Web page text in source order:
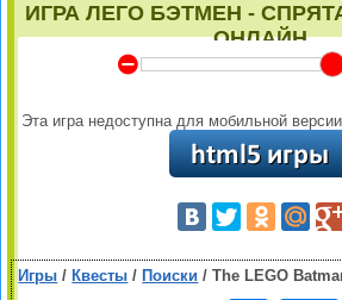
ИГРА ЛЕГО БЭТМЕН -
ОНЛАЙН
Y
Эта игра недоступна для мобильной
Игры / Квесты / Поиски / The LEGO